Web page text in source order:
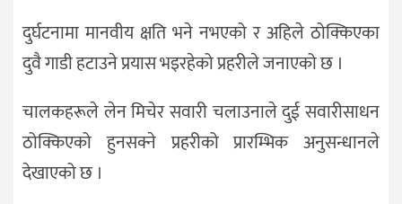
दुर्घटनामा मानवीय क्षति भने नभएको र अहिले ठोक्किएका
दुवै गाडी हटाउने प्रयास भइरहेको प्रहरीले जनाएको छ ।
चालकहरूले लेन मिचेर सवारी चलाउनाले दुई सवारीसाधन
ठोक्किएको हुनसक्ने प्रहरीको प्रारम्भिक अनुसन्धानले
देखाएको छ ।